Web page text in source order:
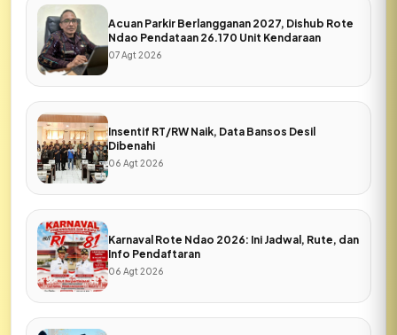
Acuan Parkir Berlangganan 2027, Dishub Rote
Ndao Pendataan 26.170 Unit Kendaraan
07 Agt 2026
Insentif RT/RW Naik, Data Bansos Desil
Dibenahi
06 Agt 2026
Karnaval Rote Ndao 2026: Ini Jadwal, Rute, dan
Info Pendaftaran
06 Agt 2026